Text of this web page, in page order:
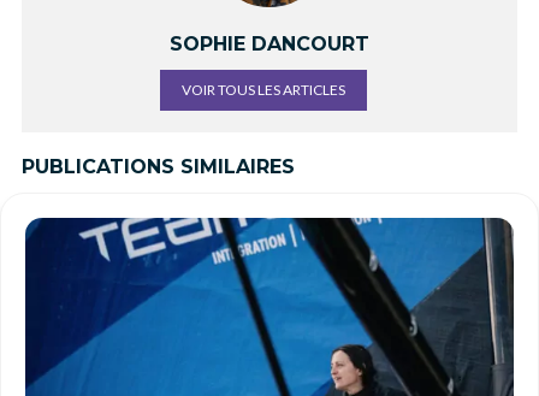
SOPHIE DANCOURT
VOIR TOUS LES ARTICLES
PUBLICATIONS SIMILAIRES